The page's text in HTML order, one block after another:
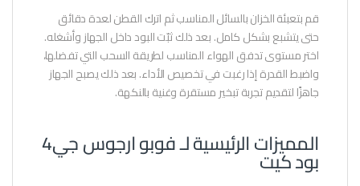
قم بتعبئة الخزان بالسائل المناسب ثم اترك القطن لعدة دقائق
حتى يتشبع بشكل كامل. بعد ذلك ثبّت البود داخل الجهاز وأشغله.
اختر مستوى تدفق الهواء المناسب لطريقة السحب التي تفضلها،
واضبط القدرة إذا رغبت في تخصيص الأداء. بعد ذلك يصبح الجهاز
جاهزًا لتقديم تجربة تبخير مستقرة وغنية بالنكهة.
المميزات الرئيسية لـ فوبو ارجوس جي4
بود كيت